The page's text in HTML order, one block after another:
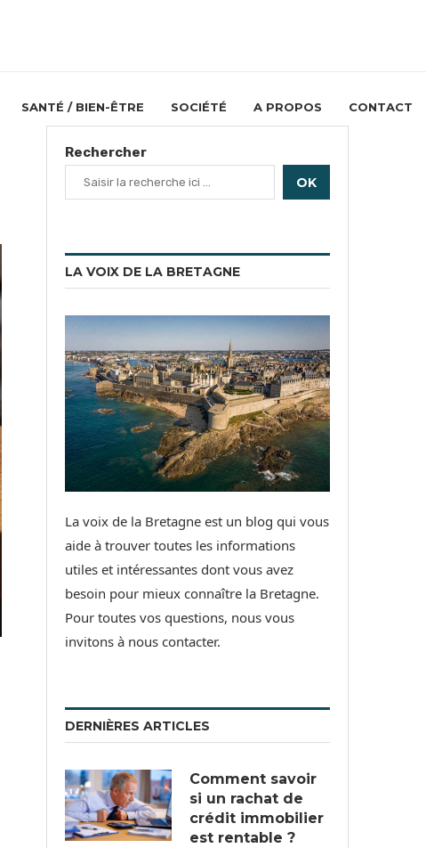
SANTÉ / BIEN-ÊTRE SOCIÉTÉ A PROPOS CONTACT
Rechercher
OK
LA VOIX DE LA BRETAGNE
La voix de la Bretagne est un blog qui vous
aide à trouver toutes les informations
utiles et intéressantes dont vous avez
besoin pour mieux connaître la Bretagne.
Pour toutes vos questions, nous vous
invitons à nous contacter.
DERNIÈRES ARTICLES
Comment savoir
si un rachat de
crédit immobilier
est rentable ?